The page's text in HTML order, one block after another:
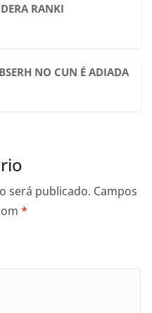
RANKI
NO CUN É ADIADA
será publicado. Campos
*